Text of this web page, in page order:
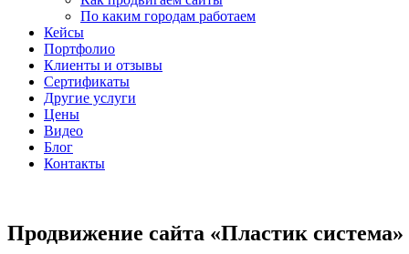
По каким городам работаем
Кейсы
Портфолио
Клиенты и отзывы
Сертификаты
Другие услуги
Цены
Видео
Блог
Контакты
Продвижение сайта «Пластик система»